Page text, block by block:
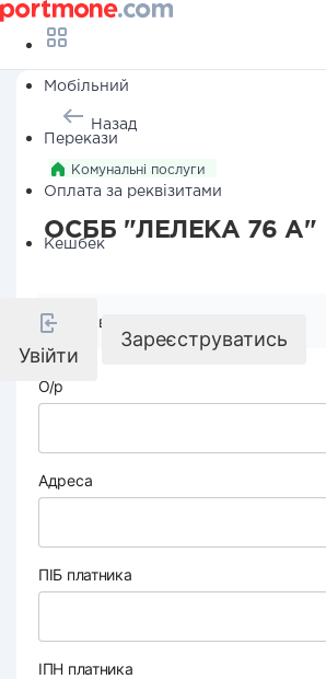
Мобільний
Перекази
Оплата за реквізитами
Кешбек
Увійти
Зареєструватись
Назад
Комунальні послуги
ОСББ "ЛЕЛЕКА 76 А"
Реквізити компанії
О/р
Адреса
ПІБ платника
ІПН платника